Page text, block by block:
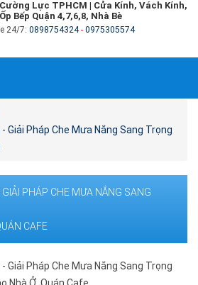
Lực TPHCM | Cửa Kính, Vách Kính,
Bếp Quận 4,7,6,8, Nhà Bè
24/7: 0898754324- 0975305574
- Giải Pháp Che Mưa Nắng Sang Trọng
PHÁP CHE MƯA NẮNG SANG
CAFE